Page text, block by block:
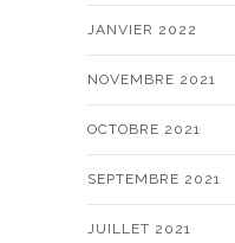
JANVIER 2022
NOVEMBRE 2021
OCTOBRE 2021
SEPTEMBRE 2021
JUILLET 2021